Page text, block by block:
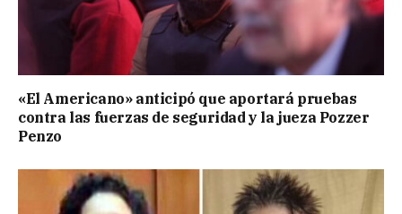
«El Americano» anticipó que aportará pruebas
contra las fuerzas de seguridad y la jueza Pozzer
Penzo